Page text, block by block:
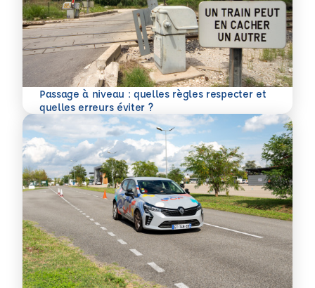
Passage à niveau : quelles règles respecter et
quelles erreurs éviter ?
En savoir plus